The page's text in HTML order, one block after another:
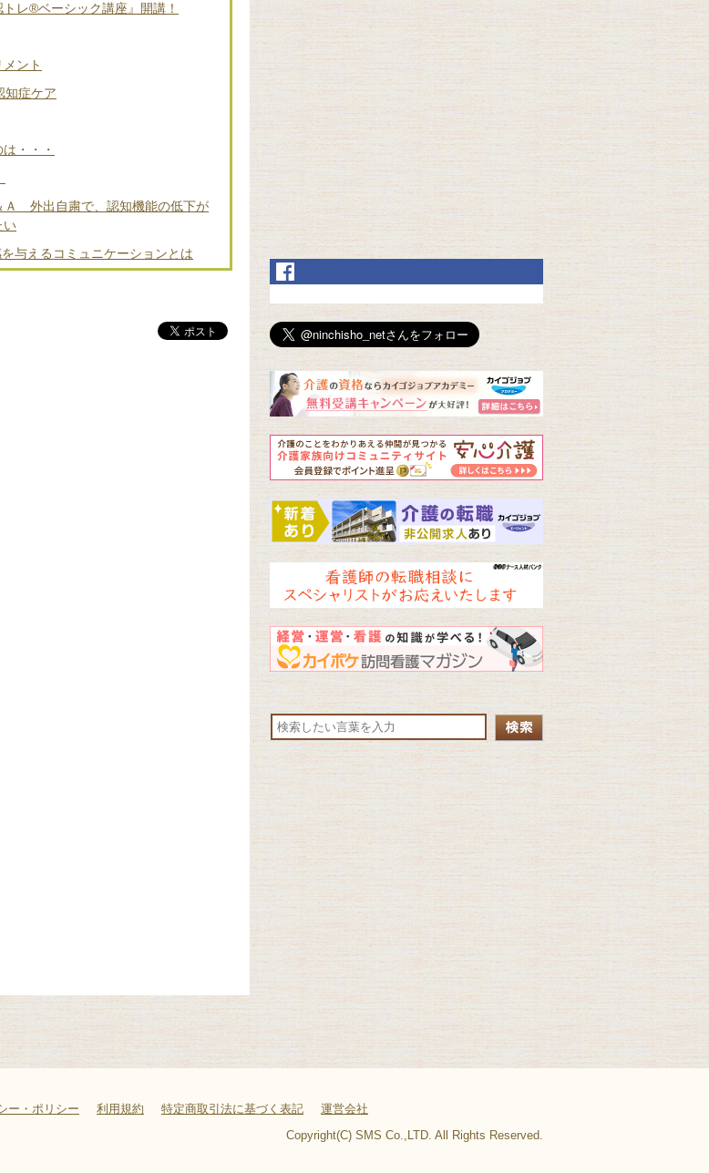
レ®️ベーシック講座』開講！
ント
知症ケア
・・・
Ａ 外出自粛で、認知機能の低下が
い
与えるコミュニケーションとは
ー・ポリシー 利用規約 特定商取引法に基づく表記
運営会社
Copyright(C) SMS Co.,LTD. All Rights Reserved.